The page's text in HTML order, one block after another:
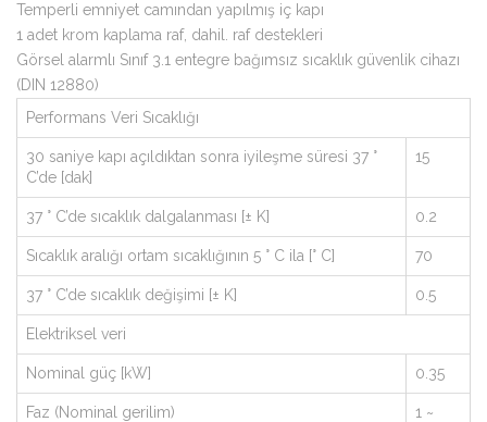
Temperli emniyet camından yapılmış iç kapı
1 adet krom kaplama raf, dahil. raf destekleri
Görsel alarmlı Sınıf 3.1 entegre bağımsız sıcaklık güvenlik cihazı
(DIN 12880)
Performans Veri Sıcaklığı
30 saniye kapı açıldıktan sonra iyileşme süresi 37 °
C’de [dak]
15
37 ° C’de sıcaklık dalgalanması [± K] 0.2
Sıcaklık aralığı ortam sıcaklığının 5 ° C ila [° C] 70
37 ° C’de sıcaklık değişimi [± K] 0.5
Elektriksel veri
Nominal güç [kW] 0.35
Faz (Nominal gerilim) 1 ~